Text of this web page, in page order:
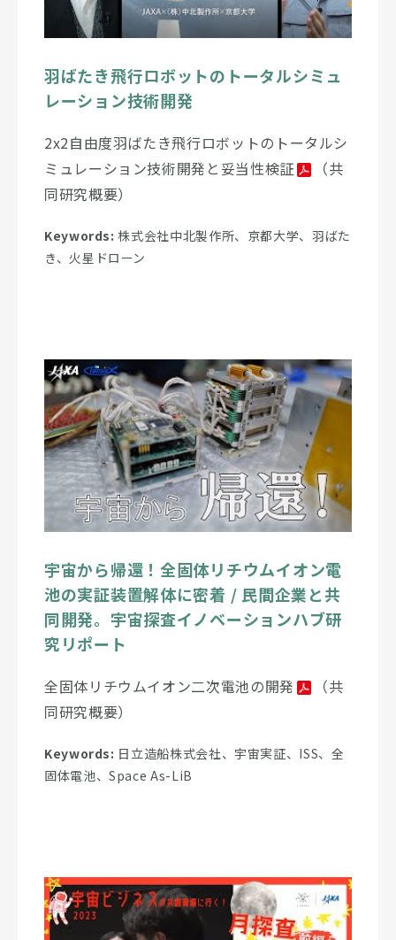
羽ばたき飛行ロボットのトータルシミュ
レーション技術開発
2x2自由度羽ばたき飛行ロボットのトータルシ
ミュレーション技術開発と妥当性検証
（共
同研究概要）
Keywords: 株式会社中北製作所、京都大学、羽ばた
き、火星ドローン
宇宙から帰還！全固体リチウムイオン電
池の実証装置解体に密着 / 民間企業と共
同開発。宇宙探査イノベーションハブ研
究リポート
全固体リチウムイオン二次電池の開発
（共
同研究概要）
Keywords: 日立造船株式会社、宇宙実証、ISS、全
固体電池、Space As-LiB